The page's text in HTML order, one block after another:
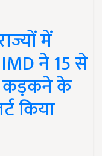
में
ने 15 से
कड़कने के
किया